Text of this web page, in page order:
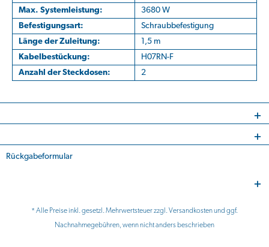
Max. Systemleistung:
3680 W
Befestigungsart:
Schraubbefestigung
Länge der Zuleitung:
1,5 m
Kabelbestückung:
H07RN-F
Anzahl der Steckdosen:
2
Rückgabeformular
* Alle Preise inkl. gesetzl. Mehrwertsteuer zzgl.Versandkostenund ggf.
Nachnahmegebühren, wenn nicht anders beschrieben